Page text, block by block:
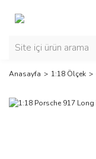
Anasayfa 1:18 Ölçek